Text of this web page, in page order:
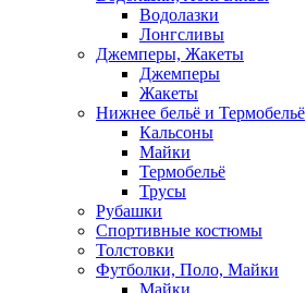
Водолазки
Лонгсливы
Джемперы, Жакеты
Джемперы
Жакеты
Нижнее бельё и Термобельё
Кальсоны
Майки
Термобельё
Трусы
Рубашки
Спортивные костюмы
Толстовки
Футболки, Поло, Майки
Майки